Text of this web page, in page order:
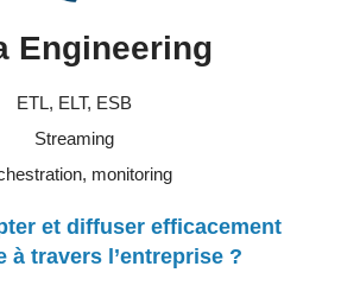
Engineering
ETL, ELT, ESB
Streaming
monitoring
et diffuser efficacement
à travers l’entreprise ?